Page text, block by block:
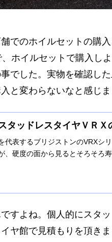
でのホイルセットの購
ホイルセットで購入し
でした。実物を確認し
と変わらないなと感じま
タッドレスタイヤＶＲＸ
代表するブリジストンのVRXシ
、硬度の面から見るとそろそろ寿
すよね。個人的にスタ
ヤ館で見積もりを頂きま